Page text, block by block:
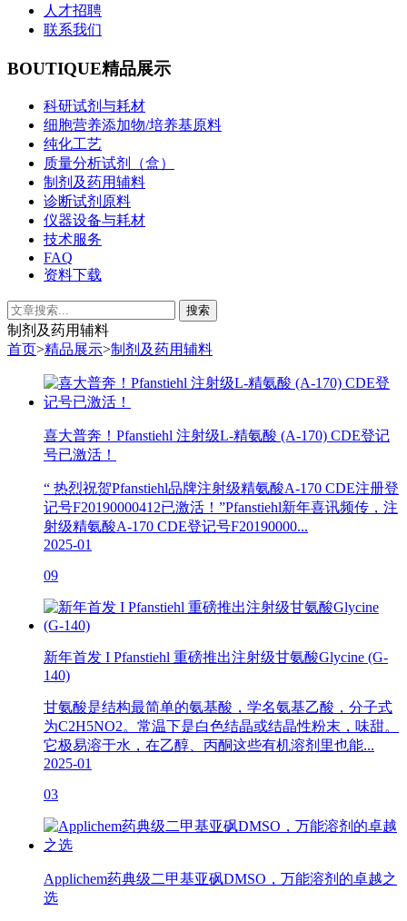
人才招聘
联系我们
BOUTIQUE精品展示
科研试剂与耗材
细胞营养添加物/培养基原料
纯化工艺
质量分析试剂（盒）
制剂及药用辅料
诊断试剂原料
仪器设备与耗材
技术服务
FAQ
资料下载
制剂及药用辅料
首页>精品展示>制剂及药用辅料
喜大普奔！Pfanstiehl 注射级L-精氨酸 (A-170) CDE登记
号已激活！
“ 热烈祝贺Pfanstiehl品牌注射级精氨酸A-170 CDE注册登
记号F20190000412已激活！”Pfanstiehl新年喜讯频传，注
射级精氨酸A-170 CDE登记号F20190000...
2025-01
09
新年首发 I Pfanstiehl 重磅推出注射级甘氨酸Glycine (G-
140)
甘氨酸是结构最简单的氨基酸，学名氨基乙酸，分子式
为C2H5NO2。常温下是白色结晶或结晶性粉末，味甜。
它极易溶于水，在乙醇、丙酮这些有机溶剂里也能...
2025-01
03
Applichem药典级二甲基亚砜DMSO，万能溶剂的卓越之
选